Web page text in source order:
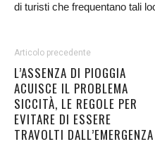
di turisti che frequentano tali
Articolo precedente
L’ASSENZA DI PIOGGIA
ACUISCE IL PROBLEMA
SICCITÀ, LE REGOLE PER
EVITARE DI ESSERE
TRAVOLTI DALL’EMERGENZA